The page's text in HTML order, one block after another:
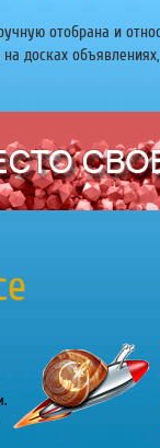
отобрана и
досках